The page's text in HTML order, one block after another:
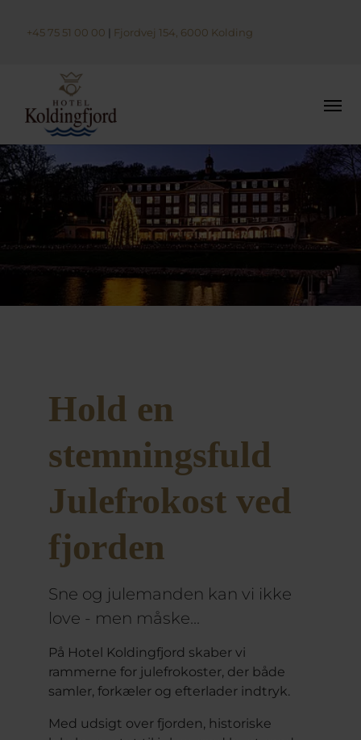
+45 75 51 00 00 | Fjordvej 154, 6000 Kolding
Hold en
stemningsfuld
Julefrokost ved
fjorden
Sne og julemanden kan vi ikke
love - men måske...
På Hotel Koldingfjord skaber vi
rammerne for julefrokoster, der både
samler, forkæler og efterlader indtryk.
Med udsigt over fjorden, historiske